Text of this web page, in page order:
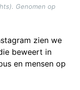
Genomen op
zien we
beweert in
en mensen op